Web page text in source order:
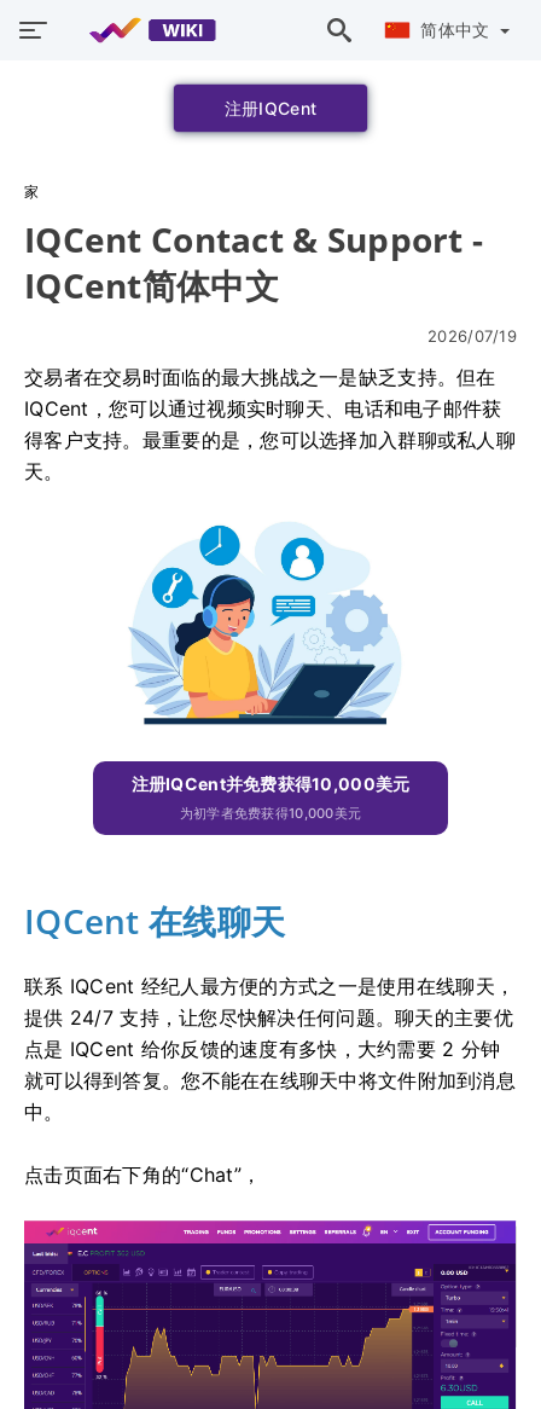
简体中文
注册IQCent
家
IQCent Contact & Support -
IQCent简体中文
2026/07/19
交易者在交易时面临的最大挑战之一是缺乏支持。但在
IQCent，您可以通过视频实时聊天、电话和电子邮件获
得客户支持。最重要的是，您可以选择加入群聊或私人聊
天。
注册IQCent并免费获得10,000美元
为初学者免费获得10,000美元
IQCent 在线聊天
联系 IQCent 经纪人最方便的方式之一是使用在线聊天，
提供 24/7 支持，让您尽快解决任何问题。聊天的主要优
点是 IQCent 给你反馈的速度有多快，大约需要 2 分钟
就可以得到答复。您不能在在线聊天中将文件附加到消息
中。
点击页面右下角的“Chat”，